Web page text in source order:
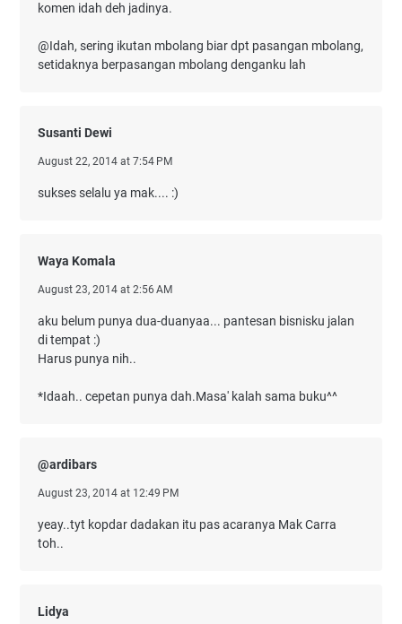
komen idah deh jadinya.
@Idah, sering ikutan mbolang biar dpt pasangan mbolang,
setidaknya berpasangan mbolang denganku lah
Susanti Dewi
August 22, 2014 at 7:54 PM
sukses selalu ya mak.... :)
Waya Komala
August 23, 2014 at 2:56 AM
aku belum punya dua-duanyaa... pantesan bisnisku jalan
di tempat :)
Harus punya nih..
*Idaah.. cepetan punya dah.Masa' kalah sama buku^^
@ardibars
August 23, 2014 at 12:49 PM
yeay..tyt kopdar dadakan itu pas acaranya Mak Carra
toh..
Lidya